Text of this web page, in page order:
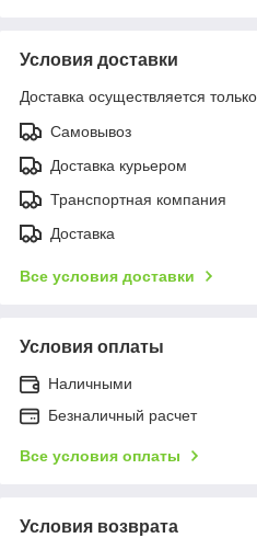
Условия доставки
Доставка осуществляется
Самовывоз
Доставка курьером
Транспортная компания
Доставка
Все условия доставки
Условия оплаты
Наличными
Безналичный расчет
Все условия оплаты
Условия возврата